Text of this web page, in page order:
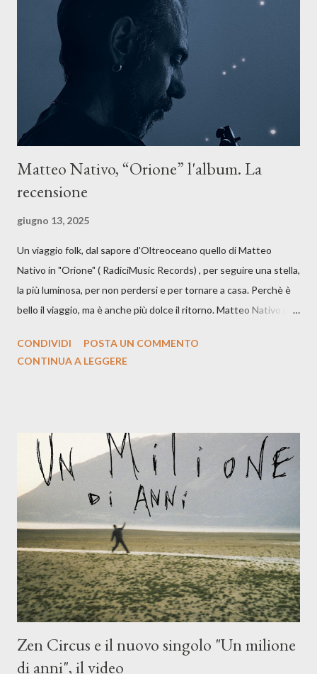
forma di assoluzione, nel vivere e nel suonare, nel trovare respiro
anche quando l’aria sembra farsi più densa. Il brano è anche una
dichiarazione d’intenti: Cico Messina apre il suo nuovo percorso
artistico con una composizi...
Matteo Nativo, “Orione” l'album. La
recensione
giugno 13, 2025
Un viaggio folk, dal sapore d'Oltreoceano quello di Matteo
Nativo in "Orione" ( RadiciMusic Records) , per seguire una stella,
la più luminosa, per non perdersi e per tornare a casa. Perchè è
bello il viaggio, ma è anche più dolce il ritorno. Matteo Nativo per
indubbiamente matura e consapevole oltre che con ottimi
Dicevamo. Ed è da qui che il nostro inizia questo concept
musicale, con " Che ora è" , raccontando la separazione dalla
moglie, del senso di sconfitta e del caldo afoso che opprime,
giusta condizione di sopraffazione: "Non so che ora è, che giorno
è, di questa estate che...". E' raro fare uscire come singolo una
cover, ma...
CONDIVIDI
POSTA UN COMMENTO
CONTINUA A LEGGERE
Zen Circus e il nuovo singolo "Un milione
di anni", il video